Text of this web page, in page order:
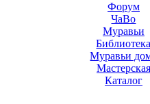
Форум
ЧаВо
Муравьи
Муравьи
Мастерская
Каталог